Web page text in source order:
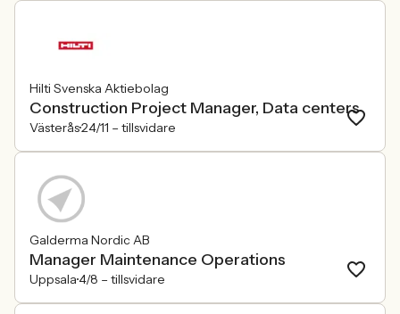
Hilti Svenska Aktiebolag
Construction Project Manager, Data centers
Västerås24/11 – tillsvidare
Galderma Nordic AB
Manager Maintenance Operations
Uppsala4/8 – tillsvidare